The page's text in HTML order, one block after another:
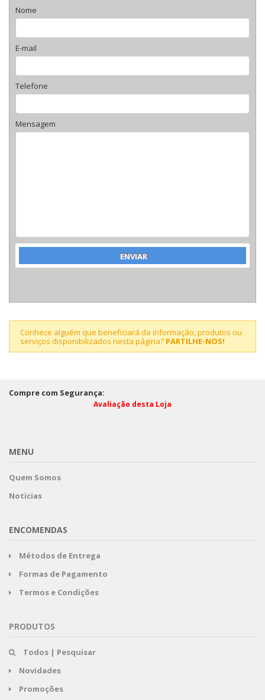
Nome
E-mail
Telefone
Mensagem
Conhece alguém que beneficiará da informação, produtos ou
serviços disponibilizados nesta página? PARTILHE-NOS!
Compre com Segurança:
Avaliação desta Loja
MENU
Quem Somos
Noticias
ENCOMENDAS
Métodos de Entrega
Formas de Pagamento
Termos e Condições
PRODUTOS
Todos | Pesquisar
Novidades
Promoções